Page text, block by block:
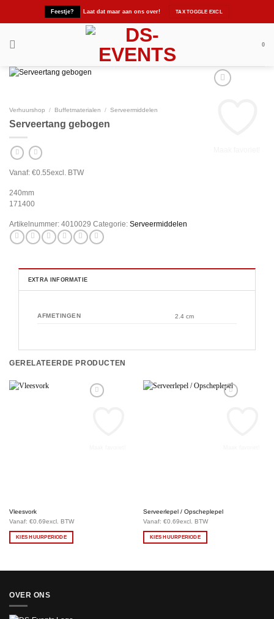
Feestje? Laat dat maar aan ons over!
0
Verhuurshop / Buffetmaterialen / Serveermiddelen
Serveertang gebogen
Vanaf: €0.55excl. BTW
240mm
171400
Artikelnummer: 4010029 Categorie: Serveermiddelen
EXTRA INFORMATIE
AFMETINGEN 2.4 cm
GERELATEERDE PRODUCTEN
Vleesvork
Vanaf: €0.69excl. BTW
KIES HUURPERIODE
Serveerlepel / Opscheplepel
Vanaf: €0.69excl. BTW
KIES HUURPERIODE
OVER ONS